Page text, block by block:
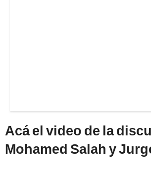
Acá el video de la
Mohamed Salah y